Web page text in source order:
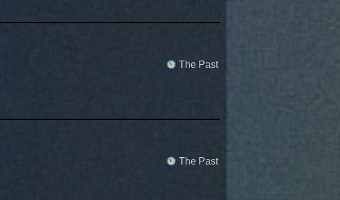
The Past
The Past